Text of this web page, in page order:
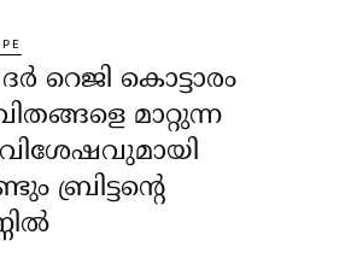
റെജി കൊട്ടാരം
മാറ്റുന്ന
ബ്രിട്ടന്റെ